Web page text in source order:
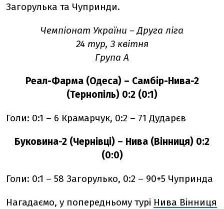
Загорулька та Чупринди.
Чемпіонат України – Друга ліга
24 тур, 3 квітня
Група А
Реал-Фарма (Одеса) – Самбір-Нива-2
(Тернопіль) 0:2 (0:1)
Голи: 0:1 – 6 Крамарчук, 0:2 – 71 Дударєв
Буковина-2 (Чернівці) – Нива (Вінниця) 0:2
(0:0)
Голи: 0:1 – 58 Загорулько, 0:2 – 90+5 Чупринда
Нагадаємо, у попередньому турі Нива Вінниця